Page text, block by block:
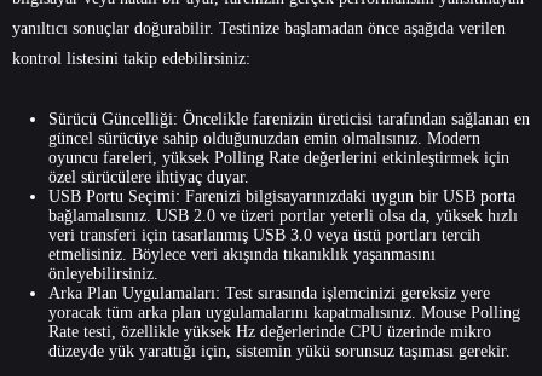
yanıltıcı sonuçlar doğurabilir. Testinize başlamadan önce aşağıda verilen
kontrol listesini takip edebilirsiniz:
Sürücü Güncelliği: Öncelikle farenizin üreticisi tarafından sağlanan en
güncel sürücüye sahip olduğunuzdan emin olmalısınız. Modern
oyuncu fareleri, yüksek Polling Rate değerlerini etkinleştirmek için
özel sürücülere ihtiyaç duyar.
USB Portu Seçimi: Farenizi bilgisayarınızdaki uygun bir USB porta
bağlamalısınız. USB 2.0 ve üzeri portlar yeterli olsa da, yüksek hızlı
veri transferi için tasarlanmış USB 3.0 veya üstü portları tercih
etmelisiniz. Böylece veri akışında tıkanıklık yaşanmasını
önleyebilirsiniz.
Arka Plan Uygulamaları: Test sırasında işlemcinizi gereksiz yere
yoracak tüm arka plan uygulamalarını kapatmalısınız. Mouse Polling
Rate testi, özellikle yüksek Hz değerlerinde CPU üzerinde mikro
düzeyde yük yarattığı için, sistemin yükü sorunsuz taşıması gerekir.